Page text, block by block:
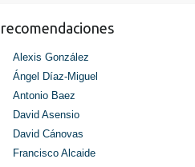
recomendaciones
Alexis González
Ángel Díaz-Miguel
Antonio Baez
David Asensio
David Cánovas
Francisco Alcaide